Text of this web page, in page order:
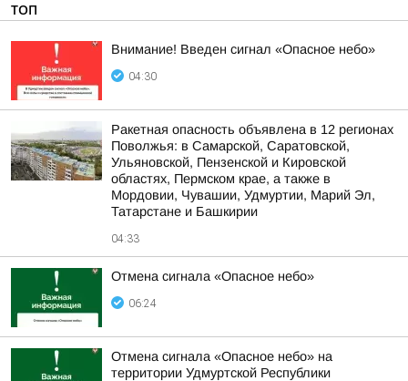
ТОП
Внимание! Введен сигнал «Опасное небо»
04:30
Ракетная опасность объявлена в 12 регионах
Поволжья: в Самарской, Саратовской,
Ульяновской, Пензенской и Кировской
областях, Пермском крае, а также в
Мордовии, Чувашии, Удмуртии, Марий Эл,
Татарстане и Башкирии
04:33
Отмена сигнала «Опасное небо»
06:24
Отмена сигнала «Опасное небо» на
территории Удмуртской Республики